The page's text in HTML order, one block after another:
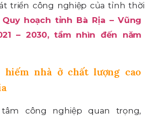
triển công nghiệp của tỉnh thời
Quy hoạch tỉnh Bà Rịa – Vũng
– 2030, tầm nhìn đến năm
hiếm nhà ở chất lượng cao
công nghiệp quan trọng,